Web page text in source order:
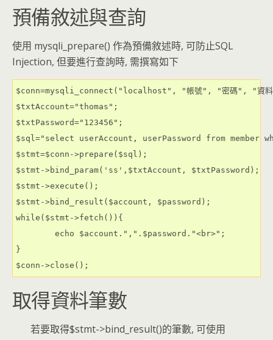
預備敘述與查詢
使用 mysqli_prepare() 作為預備敘述時, 可防止SQL
Injection, 但要進行查詢時, 需撰寫如下
$conn=mysqli_connect("localhost", "帳號", "密碼", "資
$txtAccount="thomas";
$txtPassword="123456";
$sql="select userAccount, userPassword from member
$stmt=$conn->prepare($sql);
$stmt->bind_param('ss',$txtAccount, $txtPassword);
$stmt->execute();
$stmt->bind_result($account, $password);
while($stmt->fetch()){
}
$conn->close();
取得資料筆數
若要取得$stmt->bind_result()的筆數, 可使用